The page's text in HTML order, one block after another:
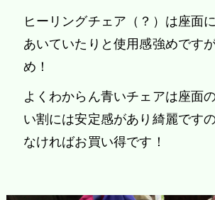
ヒーリングチェア（？）は座面
あいていたりと使用感強めです
め！
よくわからん青いチェアは座面
い割には安定感があり綺麗です
なければお買い得です！